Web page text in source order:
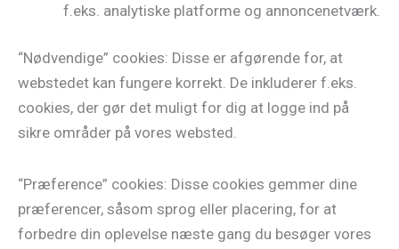
f.eks. analytiske platforme og annoncenetværk.
“Nødvendige” cookies: Disse er afgørende for, at
webstedet kan fungere korrekt. De inkluderer f.eks.
cookies, der gør det muligt for dig at logge ind på
sikre områder på vores websted.
“Præference” cookies: Disse cookies gemmer dine
præferencer, såsom sprog eller placering, for at
forbedre din oplevelse næste gang du besøger vores